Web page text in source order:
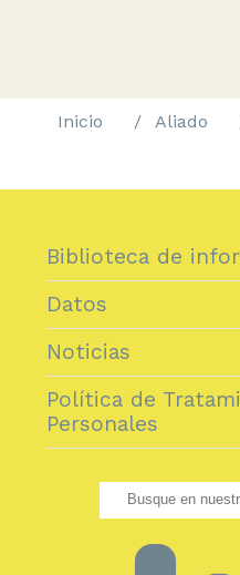
Inicio Aliado
Biblioteca de
Datos
Noticias
Política de
Personales